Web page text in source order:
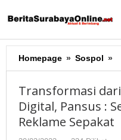
ke
Homepage » Sospol »
ke
Transformasi
Digital, Pansus :
Reklame Sepakat